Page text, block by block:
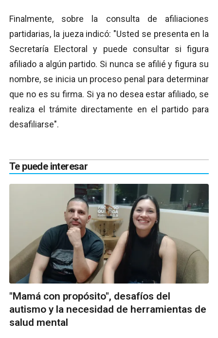
Finalmente, sobre la consulta de afiliaciones
partidarias, la jueza indicó: "Usted se presenta en la
Secretaría Electoral y puede consultar si figura
afiliado a algún partido. Si nunca se afilié y figura su
nombre, se inicia un proceso penal para determinar
que no es su firma. Si ya no desea estar afiliado, se
realiza el trámite directamente en el partido para
desafiliarse".
Te puede interesar
"Mamá con propósito", desafíos del
autismo y la necesidad de herramientas de
salud mental